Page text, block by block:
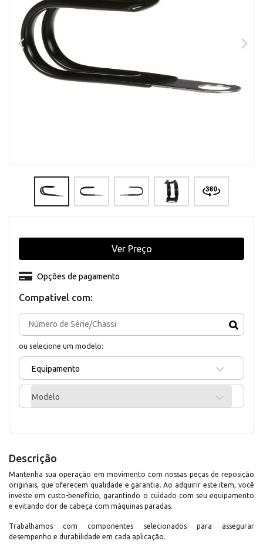
Compativel com:
ou selecione um modelo:
Equipamento
Modelo
Opções de pagamento
Ver Preço
Descrição
Mantenha sua operação em movimento com nossas peças de reposição
originais, que oferecem qualidade e garantia. Ao adquirir este item, você
investe em custo-benefício, garantindo o cuidado com seu equipamento
e evitando dor de cabeça com máquinas paradas.
Trabalhamos com componentes selecionados para assegurar
desempenho e durabilidade em cada aplicação.